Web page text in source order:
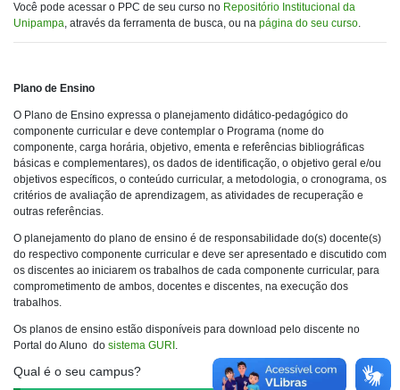
Você pode acessar o PPC de seu curso no Repositório Institucional da
Unipampa, através da ferramenta de busca, ou na página do seu curso.
Plano de Ensino
O Plano de Ensino expressa o planejamento didático-pedagógico do
componente curricular e deve contemplar o Programa (nome do
componente, carga horária, objetivo, ementa e referências bibliográficas
básicas e complementares), os dados de identificação, o objetivo geral e/ou
objetivos específicos, o conteúdo curricular, a metodologia, o cronograma, os
critérios de avaliação de aprendizagem, as atividades de recuperação e
outras referências.
O planejamento do plano de ensino é de responsabilidade do(s) docente(s)
do respectivo componente curricular e deve ser apresentado e discutido com
os discentes ao iniciarem os trabalhos de cada componente curricular, para
comprometimento de ambos, docentes e discentes, na execução dos
trabalhos.
Os planos de ensino estão disponíveis para download pelo discente no
Portal do Aluno do sistema GURI .
Qual é o seu campus?